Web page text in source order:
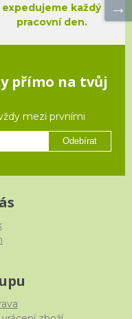
expedujeme každý
pracovní den.
přímo na tvůj
mezi prvními
Odebírat